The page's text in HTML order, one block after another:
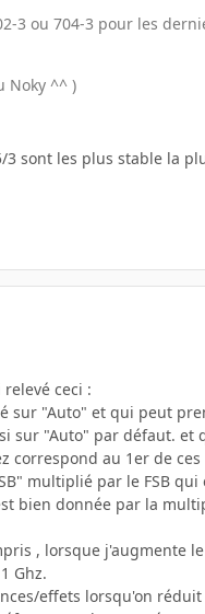
3 ou 704-3 pour les
Noky ^^ )
3 sont les plus stable la
ceci :
sur "Auto" et qui peut
sur "Auto" par défaut.
correspond au 1er de
multiplié par le FSB
bien donnée par la
, lorsque j'augmente
Ghz.
effets lorsqu'on réduit